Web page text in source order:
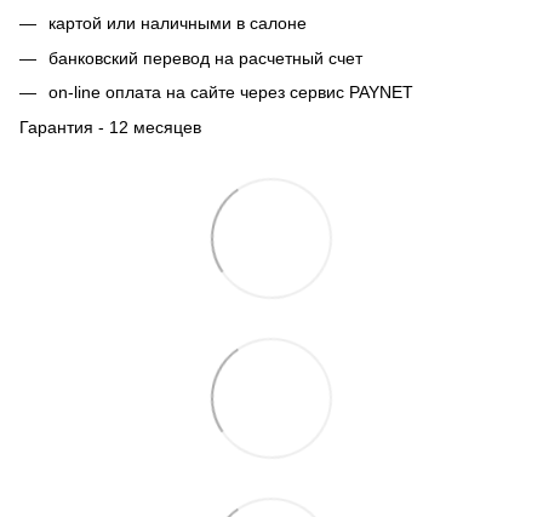
картой или наличными в салоне
банковский перевод на расчетный счет
on-line оплата на сайте через сервис PAYNET
Гарантия - 12 месяцев